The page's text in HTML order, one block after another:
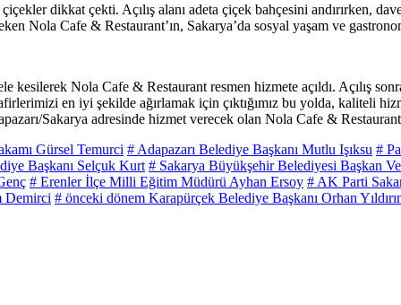
dikkat çekti. Açılış alanı adeta çiçek bahçesini andırırken,
Nola Cafe & Restaurant’ın, Sakarya’da sosyal yaşam ve
kesilerek Nola Cafe & Restaurant resmen hizmete açıldı. Açılış
en iyi şekilde ağırlamak için çıktığımız bu yolda, kaliteli
Sakarya adresinde hizmet verecek olan Nola Cafe &
Gürsel Temurci # Adapazarı Belediye Başkanı Mutlu Işıksu #
Başkanı Selçuk Kurt # Sakarya Büyükşehir Belediyesi Başkan
# Erenler İlçe Milli Eğitim Müdürü Ayhan Ersoy # AK Parti
Demirci # önceki dönem Karapürçek Belediye Başkanı Orhan